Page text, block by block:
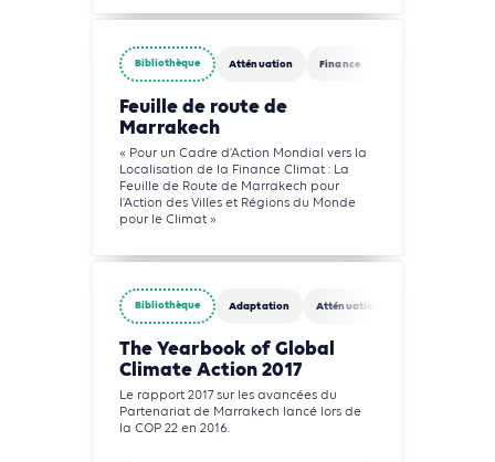
Bibliothèque Atténuation Finance
Feuille de route de
Marrakech
« Pour un Cadre d’Action Mondial vers la
Localisation de la Finance Climat : La
Feuille de Route de Marrakech pour
l’Action des Villes et Régions du Monde
pour le Climat »
Bibliothèque Adaptation Atténuation
The Yearbook of Global
Climate Action 2017
Le rapport 2017 sur les avancées du
Partenariat de Marrakech lancé lors de
la COP 22 en 2016.